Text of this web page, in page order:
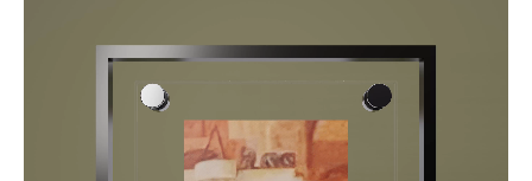
of the original.